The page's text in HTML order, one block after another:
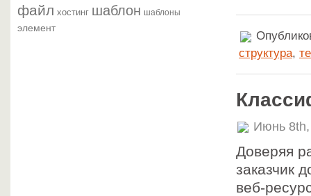
файл хостинг шаблон шаблоны
элемент
структура,
Июнь
Доверяя
заказчик
веб-